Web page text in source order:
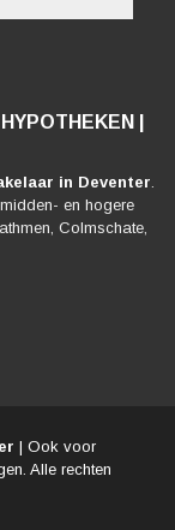
|
in Deventer.
en hogere
Colmschate,
| Ook voor
Alle rechten